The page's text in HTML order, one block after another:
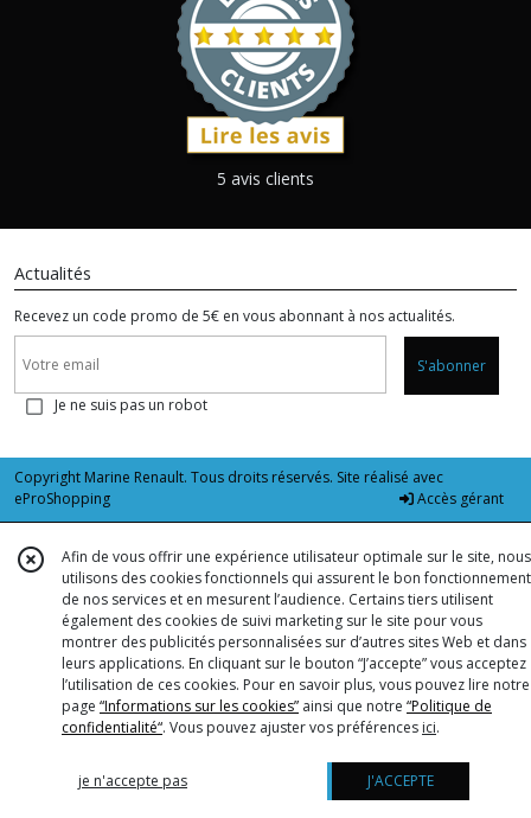
5 avis clients
Actualités
Recevez un code promo de 5€ en vous abonnant à nos actualités.
S'abonner
Je ne suis pas un robot
Copyright Marine Renault. Tous droits réservés. Site réalisé avec
eProShopping
Accès gérant
Afin de vous offrir une expérience utilisateur optimale sur le site, nous
utilisons des cookies fonctionnels qui assurent le bon fonctionnement
de nos services et en mesurent l’audience. Certains tiers utilisent
également des cookies de suivi marketing sur le site pour vous
montrer des publicités personnalisées sur d’autres sites Web et dans
leurs applications. En cliquant sur le bouton “J’accepte” vous acceptez
l’utilisation de ces cookies. Pour en savoir plus, vous pouvez lire notre
page “Informations sur les cookies” ainsi que notre “Politique de
confidentialité“. Vous pouvez ajuster vos préférences ici.
je n'accepte pas J'ACCEPTE